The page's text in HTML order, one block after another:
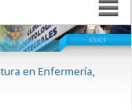
en Enfermería,